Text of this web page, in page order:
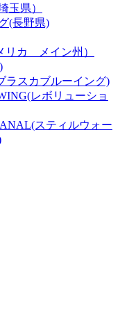
玉県）
(長野県)
リカ メイン州）
ラスカブルーイング)
レボリューショ
スティルウォー